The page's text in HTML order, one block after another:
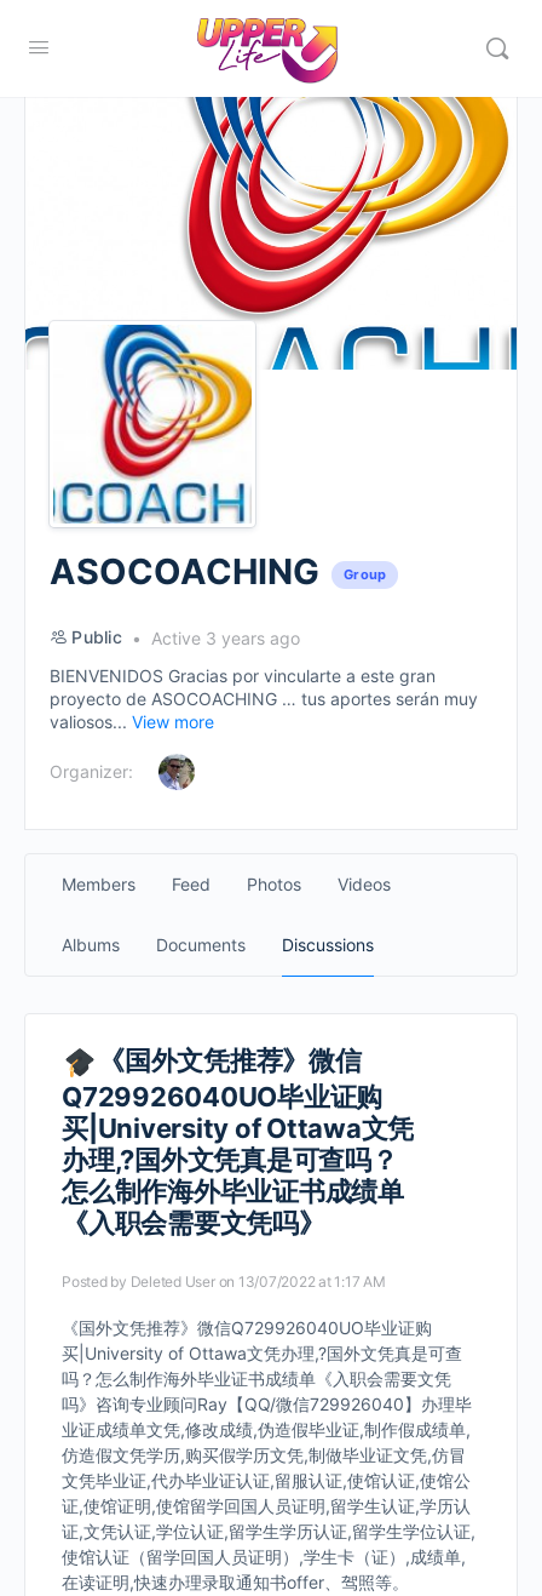
ASOCOACHING Group
Public
Active 3 years ago
BIENVENIDOS Gracias por vincularte a este gran
proyecto de ASOCOACHING … tus aportes serán muy
valiosos... View more
Organizer:
Members Feed Photos Videos
Albums Documents Discussions
《国外文凭推荐》微信
Q729926040UO毕业证购
买|University of Ottawa文凭
办理,?国外文凭真是可查吗？
怎么制作海外毕业证书成绩单
《入职会需要文凭吗》
Posted by Deleted User on 13/07/2022 at 1:17 AM
《国外文凭推荐》微信Q729926040UO毕业证购
买|University of Ottawa文凭办理,?国外文凭真是可查
吗？怎么制作海外毕业证书成绩单《入职会需要文凭
吗》咨询专业顾问Ray【QQ/微信729926040】办理毕
业证成绩单文凭,修改成绩,伪造假毕业证,制作假成绩单,
仿造假文凭学历,购买假学历文凭,制做毕业证文凭,仿冒
文凭毕业证,代办毕业证认证,留服认证,使馆认证,使馆公
证,使馆证明,使馆留学回国人员证明,留学生认证,学历认
证,文凭认证,学位认证,留学生学历认证,留学生学位认证,
使馆认证（留学回国人员证明）,学生卡（证）,成绩单,
在读证明,快速办理录取通知书offer、驾照等。